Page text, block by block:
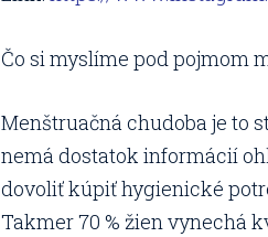
Čo si myslíme pod pojmom
Menštruačná chudoba je to
nemá dostatok informácií
dovoliť kúpiť hygienické
Takmer 70 % žien vynechá